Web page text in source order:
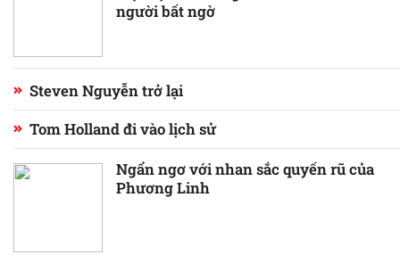
người bất ngờ
Steven Nguyễn trở lại
Tom Holland đi vào lịch sử
Ngẩn ngơ với nhan sắc quyến rũ của
Phương Linh